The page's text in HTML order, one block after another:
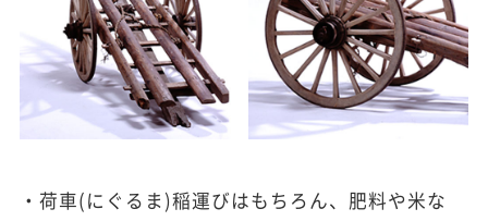
・荷車(にぐるま)稲運びはもちろん、肥料や米な